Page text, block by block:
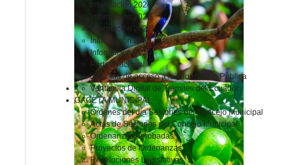
Informacion 2024
Información 2023
Información 2022
Información 2021
Información 2020
Portal Nacional
Solicitud de acceso a la Información Pública
Ventanilla Digital de Trámites del Ecuador
GACETA MUNICIPAL
Ordenes del día Sesiones del Concejo Municipal
Actas de Sesiones del Concejo Municipal
Ordenanzas Aprobadas
Proyectos de Ordenanzas
Resoluciones Legislativas